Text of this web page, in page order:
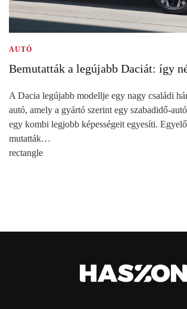
AUTÓ
Bemutatták a legújabb Daciát: így
A Dacia legújabb modellje egy nagy családi
autó, amely a gyártó szerint egy szabadidő-
egy kombi legjobb képességeit egyesíti.
mutatták…
rectangle